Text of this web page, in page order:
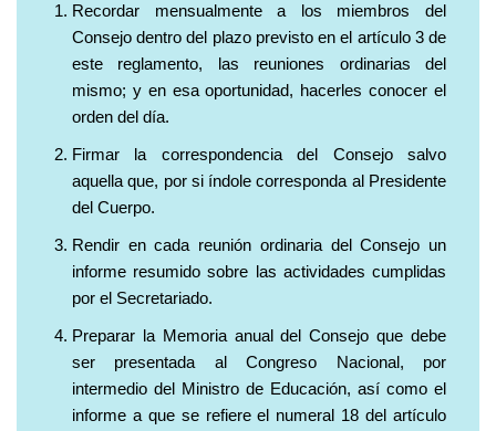
Recordar mensualmente a los miembros del
Consejo dentro del plazo previsto en el artículo 3 de
este reglamento, las reuniones ordinarias del
mismo; y en esa oportunidad, hacerles conocer el
orden del día.
Firmar la correspondencia del Consejo salvo
aquella que, por si índole corresponda al Presidente
del Cuerpo.
Rendir en cada reunión ordinaria del Consejo un
informe resumido sobre las actividades cumplidas
por el Secretariado.
Preparar la Memoria anual del Consejo que debe
ser presentada al Congreso Nacional, por
intermedio del Ministro de Educación, así como el
informe a que se refiere el numeral 18 del artículo